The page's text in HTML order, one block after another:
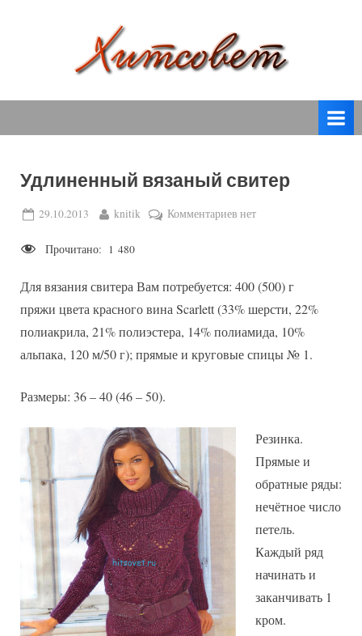
т
о
в
спицами,
крючком,
вязаные
модели
с
схемами.
Удлиненный вязаный свитер
Posted
29.10.2013 By
knitik Комментариевк
свитер
нет
Прочитано: 1 480
Для вязания свитера Вам потребуется: 400 (500) г
пряжи цвета красного вина Scarlett (33% шерсти, 22%
полиакрила, 21% полиэстера, 14% полиамида, 10%
альпака, 120 м/50 г); прямые и круговые спицы № 1.
Размеры: 36 – 40 (46 – 50).
Резинка.
Прямые и
обратные ряды:
нечётное число
петель.
Каждый ряд
начинать и
заканчивать 1
кром.